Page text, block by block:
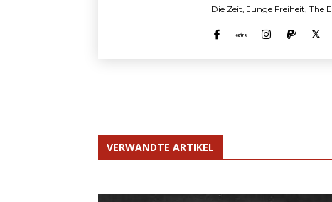
Die Zeit, Junge Freiheit, The
VERWANDTE ARTIKEL